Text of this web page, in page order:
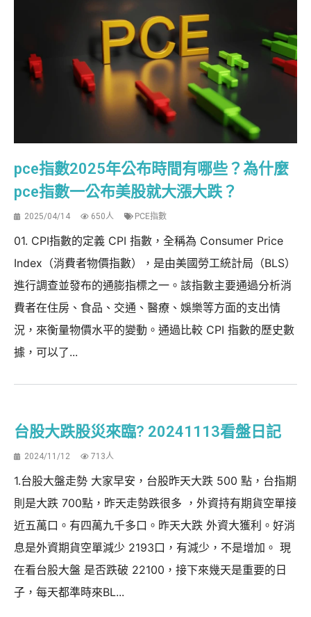
pce指數2025年公布時間有哪些？為什麼
pce指數一公布美股就大漲大跌？
2025/04/14 650人 PCE指數
01. CPI指數的定義 CPI 指數，全稱為 Consumer Price
Index（消費者物價指數），是由美國勞工統計局（BLS）
進行調查並發布的通膨指標之一。該指數主要通過分析消
費者在住房、食品、交通、醫療、娛樂等方面的支出情
況，來衡量物價水平的變動。通過比較 CPI 指數的歷史數
據，可以了...
台股大跌股災來臨? 20241113看盤日記
2024/11/12 713人
1.台股大盤走勢 大家早安，台股昨天大跌 500 點，台指期
則是大跌 700點，昨天走勢跌很多 ，外資持有期貨空單接
近五萬口。有四萬九千多口。昨天大跌 外資大獲利。好消
息是外資期貨空單減少 2193口，有減少，不是增加。 現
在看台股大盤 是否跌破 22100，接下來幾天是重要的日
子，每天都準時來BL...